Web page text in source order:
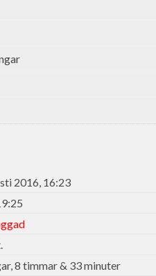
2016, 16:23
8 timmar & 33 minuter